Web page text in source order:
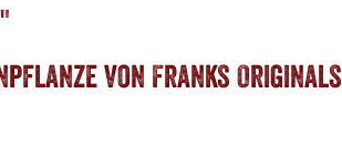
von Franks Originals